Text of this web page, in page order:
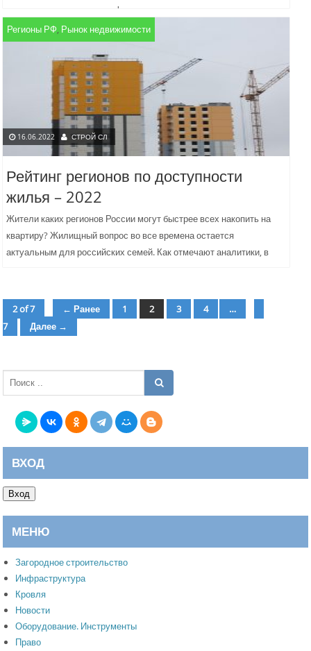
свидетельство скромных финансовых...
Регионы РФ, Рынок недвижимости
16.06.2022 СТРОЙ СЛ
Рейтинг регионов по доступности
жилья – 2022
Жители каких регионов России могут быстрее всех накопить на
квартиру? Жилищный вопрос во все времена остается
актуальным для российских семей. Как отмечают аналитики, в
2 of 7 ← Ранее страница
1 страница
2 страница
3 страница
4 …
7
Далее →
ВХОД
Вход
МЕНЮ
Загородное строительство
Инфраструктура
Кровля
Новости
Оборудование. Инструменты
Право